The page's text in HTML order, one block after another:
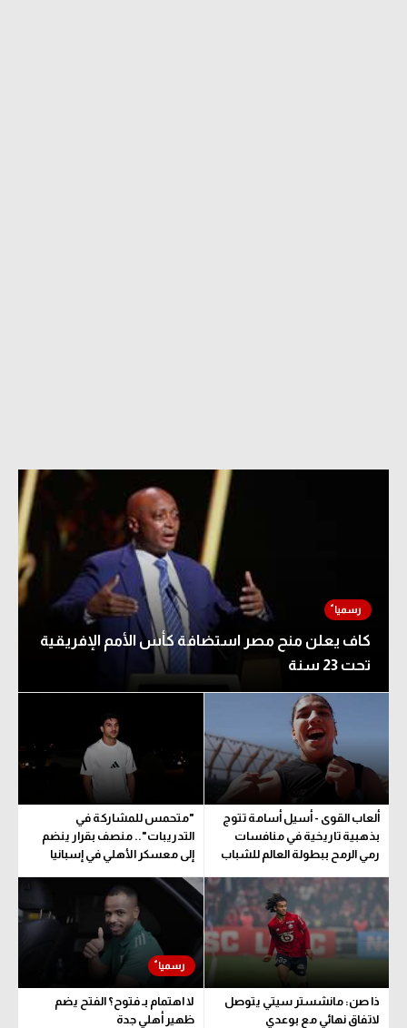
كاف يعلن منح مصر استضافة كأس الأمم الإفريقية
تحت 23 سنة
ألعاب القوى - أسيل أسامة تتوج
بذهبية تاريخية في منافسات
رمي الرمح ببطولة العالم للشباب
"متحمس للمشاركة في
التدريبات".. منصف بقرار ينضم
إلى معسكر الأهلي في إسبانيا
ذا صن: مانشستر سيتي يتوصل
لاتفاق نهائي مع بوعدي
لا اهتمام بـ فتوح؟ الفتح يضم
ظهير أهلي جدة